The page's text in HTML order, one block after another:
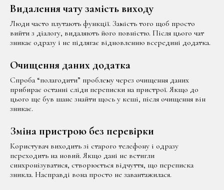
Видалення чату замість виходу
Люди часто плутають функції. Замість того щоб просто
вийти з діалогу, видаляють його повністю. Після цього чат
зникає одразу і не підлягає відновленню всередині додатка.
Очищення даних додатка
Спроба “полагодити” проблему через очищення даних
прибирає останні сліди переписки на пристрої. Якщо до
цього ще був шанс знайти щось у кеші, після очищення він
зникає.
Зміна пристрою без перевірки
Користувач виходить зі старого телефону і одразу
переходить на новий. Якщо дані не встигли
синхронізуватися, створюється відчуття, що переписка
зникла. Насправді вона просто не завантажилася.